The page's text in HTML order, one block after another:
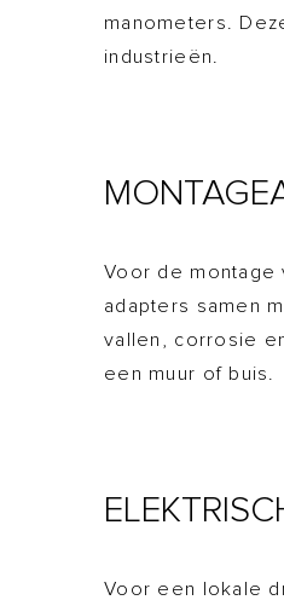
manometers.
industrieën.
Voor de montage
adapters samen
vallen, corrosie
een muur of buis.
Voor een lokale